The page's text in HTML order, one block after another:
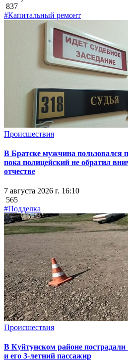
837
#Капитальный ремонт
Происшествия
В Братске мужчина пользовался
пока полицейский не обратил
отчестве
7 августа 2026 г. 16:10
565
#Подделка
Происшествия
В Куйтунском районе
и его 3-летний пассажир